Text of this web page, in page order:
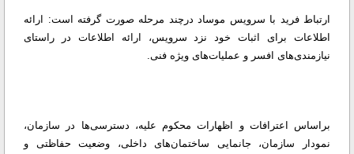
ارتباط فرید با سرویس موساد درچند مرحله صورت گرفته است: ارائه
اطلاعات برای اثبات خود نزد سرویس، ارائه اطلاعات در راستای
نیازمندی‌های افسر و عملیات‌های ویژه فنی.
براساس اعترافات و اظهارات محکوم علیه، دسترسی‌ها در سازمان،
نمودار سازمان، جانمایی ساختمان‌های داخلی، وضعیت حفاظتی و